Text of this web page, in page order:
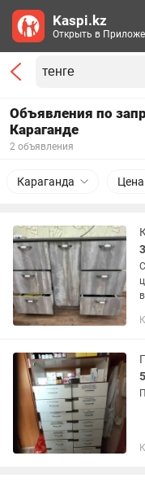
Объявления по
Караганде
2 объявления
Караганда Цена
Kaspi.kz
Открыть в